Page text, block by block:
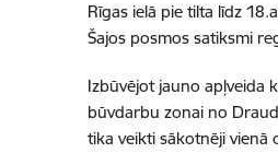
Rīgas ielā pie tilta līdz
Šajos posmos satiksmi
Izbūvējot jauno apļveida
būvdarbu zonai no
tika veikti sākotnēji vienā